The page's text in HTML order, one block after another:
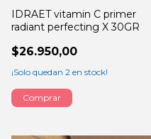
IDRAET vitamin C primer
radiant perfecting X 30GR
$26.950,00
¡Solo quedan 2 en stock!